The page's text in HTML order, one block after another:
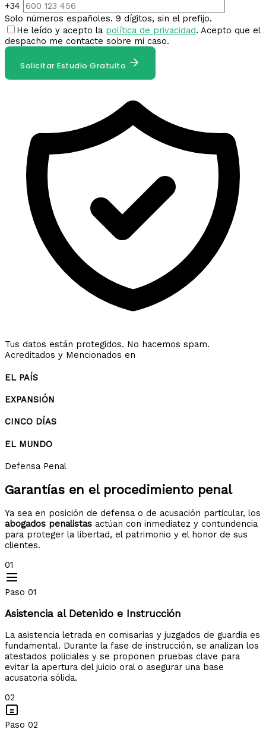
+34
Solo números españoles. 9 dígitos, sin el prefijo.
He leído y acepto la política de privacidad. Acepto que el
despacho me contacte sobre mi caso.
Solicitar Estudio Gratuito
Tus datos están protegidos. No hacemos spam.
Acreditados y Mencionados en
EL PAÍS
EXPANSIÓN
CINCO DÍAS
EL MUNDO
Defensa Penal
Garantías en el procedimiento penal
Ya sea en posición de defensa o de acusación particular, los
abogados penalistas actúan con inmediatez y contundencia
para proteger la libertad, el patrimonio y el honor de sus
clientes.
01
Paso 01
Asistencia al Detenido e Instrucción
La asistencia letrada en comisarías y juzgados de guardia es
fundamental. Durante la fase de instrucción, se analizan los
atestados policiales y se proponen pruebas clave para
evitar la apertura del juicio oral o asegurar una base
acusatoria sólida.
02
Paso 02